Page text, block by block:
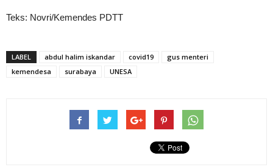
Teks: Novri/Kemendes PDTT
LABEL abdul halim iskandar covid19
gus menteri
kemendesa
surabaya UNESA